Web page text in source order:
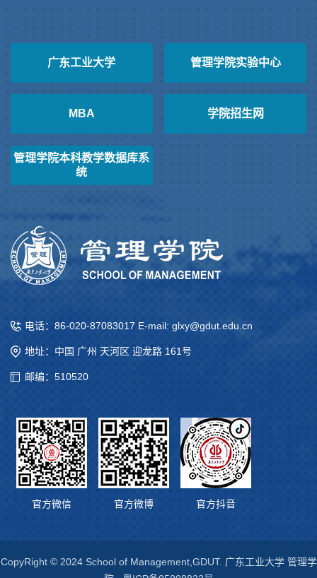
广东工业大学 管理学院实验中心
MBA 学院招生网
管理学院本科教学数据库系
统
电话：86-020-87083017 E-mail: glxy@gdut.edu.cn
地址：中国 广州 天河区 迎龙路 161号
邮编：510520
官方微信 官方微博 官方抖音
CopyRight © 2024 School of Management,GDUT. 广东工业大学 管理学